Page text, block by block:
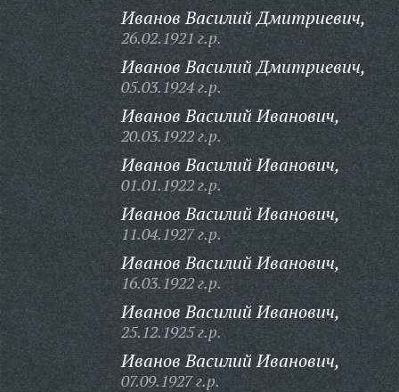
Иванов Василий Дмитриевич,
26.02.1921 г.р.
Иванов Василий Дмитриевич,
05.03.1924 г.р.
Иванов Василий Иванович,
20.03.1922 г.р.
Иванов Василий Иванович,
01.01.1922 г.р.
Иванов Василий Иванович,
11.04.1927 г.р.
Иванов Василий Иванович,
16.03.1922 г.р.
Иванов Василий Иванович,
25.12.1925 г.р.
Иванов Василий Иванович,
07.09.1927 г.р.